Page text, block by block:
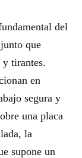
del
que
y tirantes.
en
segura y
una placa
la
supone un